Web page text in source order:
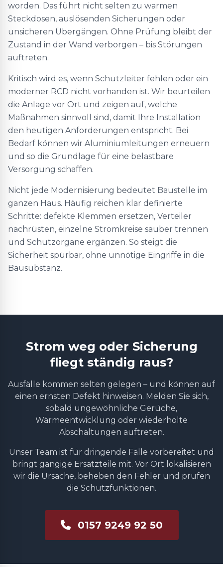
worden. Das führt nicht selten zu warmen
Steckdosen, auslösenden Sicherungen oder
unsicheren Übergängen. Ohne Prüfung bleibt der
Zustand in der Wand verborgen – bis Störungen
auftreten.
Kritisch wird es, wenn Schutzleiter fehlen oder ein
moderner RCD nicht vorhanden ist. Wir beurteilen
die Anlage vor Ort und zeigen auf, welche
Maßnahmen sinnvoll sind, damit Ihre Installation
den heutigen Anforderungen entspricht. Bei
Bedarf können wir Aluminiumleitungen erneuern
und so die Grundlage für eine belastbare
Versorgung schaffen.
Nicht jede Modernisierung bedeutet Baustelle im
ganzen Haus. Häufig reichen klar definierte
Schritte: defekte Klemmen ersetzen, Verteiler
nachrüsten, einzelne Stromkreise sauber trennen
und Schutzorgane ergänzen. So steigt die
Sicherheit spürbar, ohne unnötige Eingriffe in die
Bausubstanz.
Strom weg oder Sicherung
fliegt ständig raus?
Ausfälle kommen selten gelegen – und können auf
einen ernsten Defekt hinweisen. Melden Sie sich,
sobald ungewöhnliche Gerüche,
Wärmeentwicklung oder wiederholte
Abschaltungen auftreten.
Unser Team ist für dringende Fälle vorbereitet und
bringt gängige Ersatzteile mit. Vor Ort lokalisieren
wir die Ursache, beheben den Fehler und prüfen
die Schutzfunktionen.
0157 9249 92 50